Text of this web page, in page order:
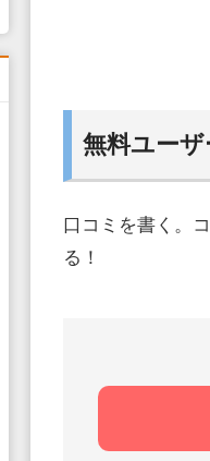
07月19日登録
れ
無料ユー
口コミを書く。
る！